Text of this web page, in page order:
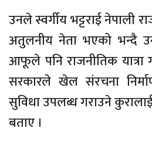
उनले स्वर्गीय भट्टराई नेपाली
अतुलनीय नेता भएको भन्दै
आफूले पनि राजनीतिक यात्रा
सरकारले खेल संरचना
सुविधा उपलब्ध गराउने
बताए ।